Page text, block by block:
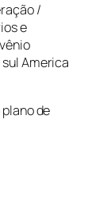
/
e
America
de